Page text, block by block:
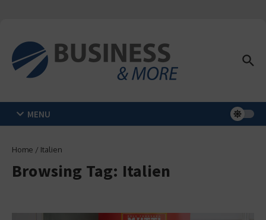
MENU
Home / Italien
Browsing Tag: Italien